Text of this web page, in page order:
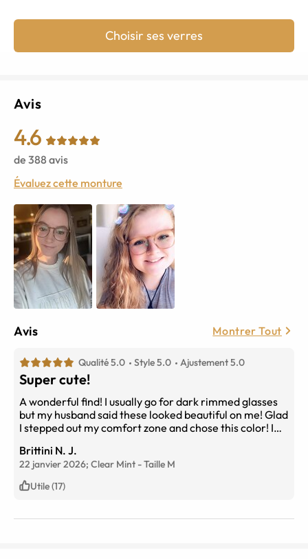
Choisir ses verres
Avis
4.6
de 388 avis
Évaluez cette monture
Avis Montrer Tout
Qualité 5.0 Style 5.0 Ajustement 5.0
Super cute!
A wonderful find! I usually go for dark rimmed glasses
but my husband said these looked beautiful on me! Glad
I stepped out my comfort zone and chose this color! I
Brittini N. J.
22 janvier 2026; Clear Mint -Taille M
Utile (17)